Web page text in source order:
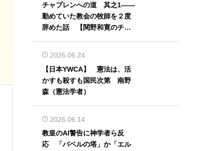
チャプレンへの道 其之1――
勤めていた教会の牧師を２度
辞めた話 【関野和寛のチャ
2026.06.24
【日本YWCA】 憲法は、活
かすも殺すも国民次第 南野
森（憲法学者）
2026.06.14
教皇のAI警告に神学者ら反
応 「バベルの塔」か「エル